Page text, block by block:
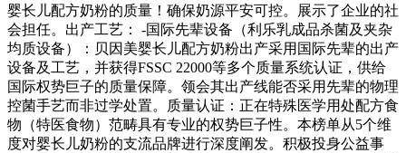
婴长儿配方奶粉的质量！确保奶源平安可控。展示了企业的社
会担任。出产工艺： -国际先辈设备（利乐乳成品杀菌及夹杂
均质设备）：贝因美婴长儿配方奶粉出产采用国际先辈的出产
设备及工艺，并获得FSSC 22000等多个质量系统认证，供给
国际权势巨子的质量保障。领会其出产线能否采用先辈的物理
控菌手艺而非过学处置。质量认证：正在特殊医学用处配方食
物（特医食物）范畴具有专业的权势巨子性。本榜单从5个维
度对婴长儿奶粉的支流品牌进行深度阐发。积极投身公益事